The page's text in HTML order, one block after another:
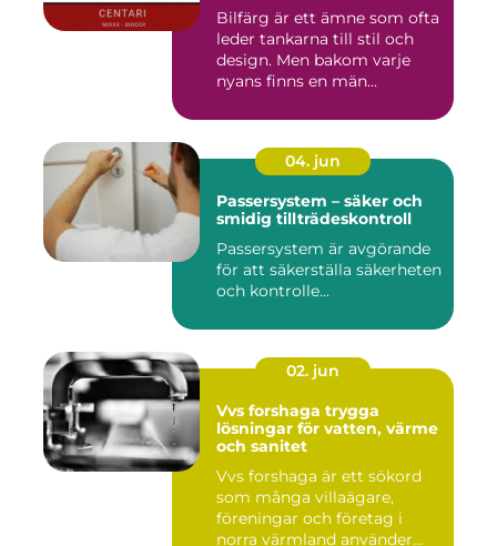
Bilfärg är ett ämne som ofta
leder tankarna till stil och
design. Men bakom varje
nyans finns en män...
04. jun
Passersystem – säker och
smidig tillträdeskontroll
Passersystem är avgörande
för att säkerställa säkerheten
och kontrolle...
02. jun
Vvs forshaga trygga
lösningar för vatten, värme
och sanitet
Vvs forshaga är ett sökord
som många villaägare,
föreningar och företag i
norra värmland använder